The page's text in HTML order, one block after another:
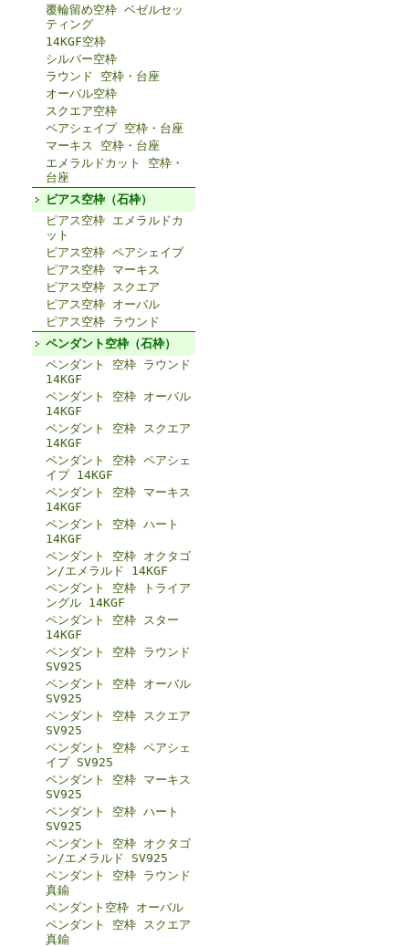
覆輪留め空枠 ベゼルセッ
ティング
14KGF空枠
シルバー空枠
ラウンド 空枠・台座
オーバル空枠
スクエア空枠
ペアシェイプ 空枠・台座
マーキス 空枠・台座
エメラルドカット 空枠・
台座
ピアス空枠（石枠）
ピアス空枠 エメラルドカ
ット
ピアス空枠 ペアシェイプ
ピアス空枠 マーキス
ピアス空枠 スクエア
ピアス空枠 オーバル
ピアス空枠 ラウンド
ペンダント空枠（石枠）
ペンダント 空枠 ラウンド
14KGF
ペンダント 空枠 オーバル
14KGF
ペンダント 空枠 スクエア
14KGF
ペンダント 空枠 ペアシェ
イプ 14KGF
ペンダント 空枠 マーキス
14KGF
ペンダント 空枠 ハート
14KGF
ペンダント 空枠 オクタゴ
ン/エメラルド 14KGF
ペンダント 空枠 トライア
ングル 14KGF
ペンダント 空枠 スター
14KGF
ペンダント 空枠 ラウンド
SV925
ペンダント 空枠 オーバル
SV925
ペンダント 空枠 スクエア
SV925
ペンダント 空枠 ペアシェ
イプ SV925
ペンダント 空枠 マーキス
SV925
ペンダント 空枠 ハート
SV925
ペンダント 空枠 オクタゴ
ン/エメラルド SV925
ペンダント 空枠 ラウンド
真鍮
ペンダント空枠 オーバル
ペンダント 空枠 スクエア
真鍮